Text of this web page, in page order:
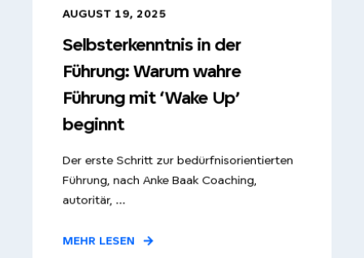
AUGUST 19, 2025
Selbsterkenntnis in der
Führung: Warum wahre
Führung mit ‘Wake Up’
beginnt
Der erste Schritt zur bedürfnisorientierten
Führung, nach Anke Baak Coaching,
autoritär, ...
MEHR LESEN